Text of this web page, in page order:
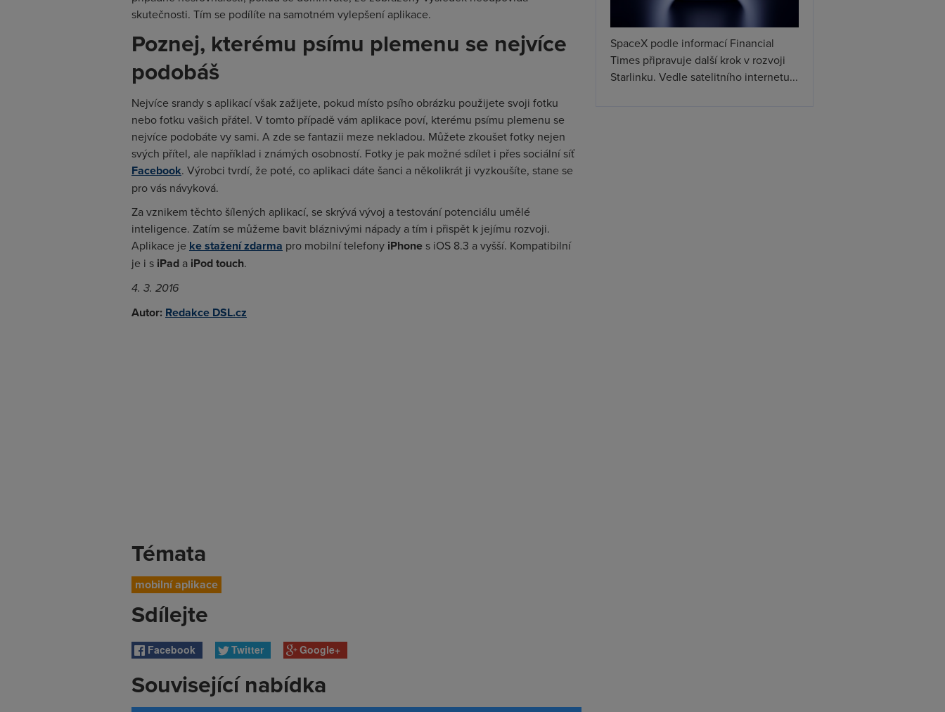
skutečnosti. Tím se podílíte na samotném vylepšení aplikace.
Poznej, kterému psímu plemenu se nejvíce
podobáš
Nejvíce srandy s aplikací však zažijete, pokud místo psího obrázku použijete svoji fotku
nebo fotku vašich přátel. V tomto případě vám aplikace poví, kterému psímu plemenu se
nejvíce podobáte vy sami. A zde se fantazii meze nekladou. Můžete zkoušet fotky nejen
svých přítel, ale například i známých osobností. Fotky je pak možné sdílet i přes sociální síť
Facebook. Výrobci tvrdí, že poté, co aplikaci dáte šanci a několikrát ji vyzkoušíte, stane se
pro vás návyková.
Za vznikem těchto šílených aplikací, se skrývá vývoj a testování potenciálu umělé
inteligence. Zatím se můžeme bavit bláznivými nápady a tím i přispět k jejímu rozvoji.
Aplikace je ke stažení zdarma pro mobilní telefony iPhone s iOS 8.3 a vyšší. Kompatibilní
je i s iPad a iPod touch.
4. 3. 2016
Autor: Redakce DSL.cz
Témata
mobilní aplikace
Sdílejte
Facebook Twitter Google+
Související nabídka
SpaceX podle informací Financial
Times připravuje další krok v rozvoji
Starlinku. Vedle satelitního internetu...